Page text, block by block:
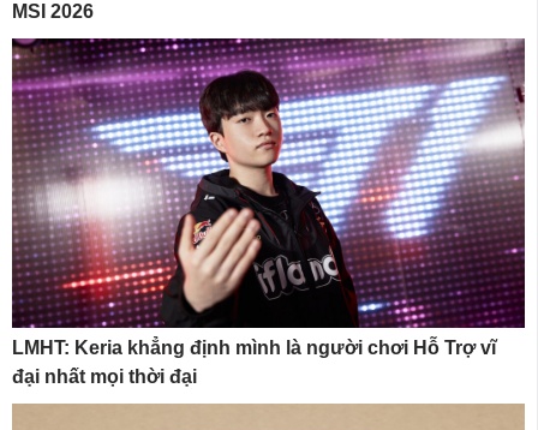
MSI 2026
LMHT: Keria khẳng định mình là người chơi Hỗ Trợ vĩ
đại nhất mọi thời đại